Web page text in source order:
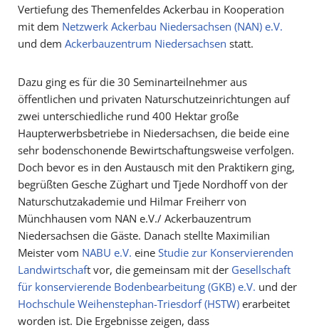
Vertiefung des Themenfeldes Ackerbau in Kooperation
mit dem Netzwerk Ackerbau Niedersachsen (NAN) e.V.
und dem Ackerbauzentrum Niedersachsen statt.
Dazu ging es für die 30 Seminarteilnehmer aus
öffentlichen und privaten Naturschutzeinrichtungen auf
zwei unterschiedliche rund 400 Hektar große
Haupterwerbsbetriebe in Niedersachsen, die beide eine
sehr bodenschonende Bewirtschaftungsweise verfolgen.
Doch bevor es in den Austausch mit den Praktikern ging,
begrüßten Gesche Züghart und Tjede Nordhoff von der
Naturschutzakademie und Hilmar Freiherr von
Münchhausen vom NAN e.V./ Ackerbauzentrum
Niedersachsen die Gäste. Danach stellte Maximilian
Meister vom NABU e.V. eine Studie zur Konservierenden
Landwirtschaft vor, die gemeinsam mit der Gesellschaft
für konservierende Bodenbearbeitung (GKB) e.V. und der
Hochschule Weihenstephan-Triesdorf (HSTW) erarbeitet
worden ist. Die Ergebnisse zeigen, dass